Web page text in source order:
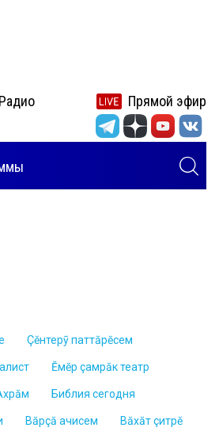
Радио Прямой эфир
Çĕнтерỹ паттăрĕсем
Ĕмĕр çамрăк театр
Библия сегодня
Вăрçă ачисем Вăхăт çитрĕ